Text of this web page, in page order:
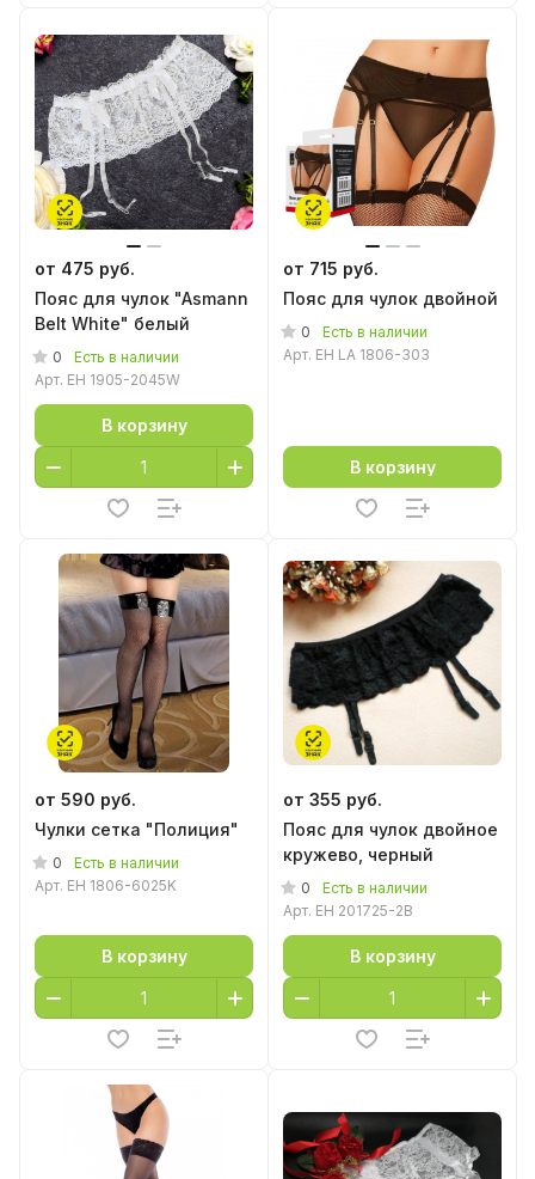
от 475 руб.
Пояс для чулок "Asmann
Belt White" белый
0
Есть в наличии
Арт. EH 1905-2045W
В корзину
от 715 руб.
Пояс для чулок двойной
0
Есть в наличии
Арт. EH LA 1806-303
В корзину
от 590 руб.
Чулки сетка "Полиция"
0
Есть в наличии
Арт. EH 1806-6025K
В корзину
от 355 руб.
Пояс для чулок двойное
кружево, черный
0
Есть в наличии
Арт. EH 201725-2B
В корзину